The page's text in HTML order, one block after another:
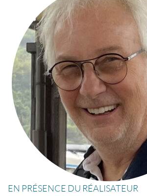
EN PRÉSENCE DU RÉALISATEUR